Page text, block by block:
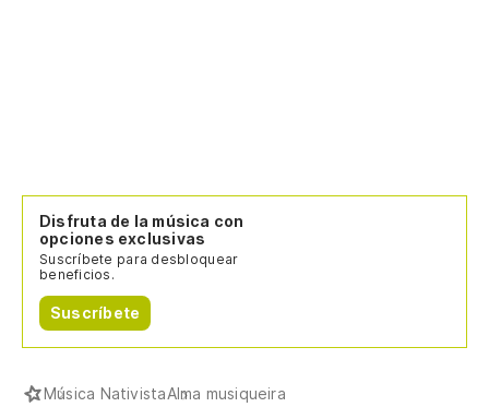
Disfruta de la música con
opciones exclusivas
Suscríbete para desbloquear
beneficios.
Suscríbete
Música NativistaAlma musiqueira